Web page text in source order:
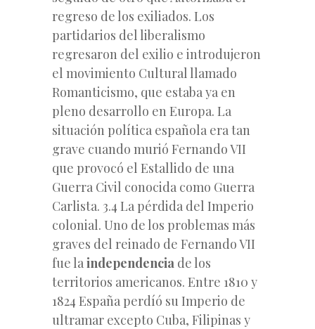
regreso de los exiliados. Los
partidarios del liberalismo
regresaron del exilio e introdujeron
el movimiento Cultural llamado
Romanticismo, que estaba ya en
pleno desarrollo en Europa. La
situación política española era tan
grave cuando murió Fernando VII
que provocó el Estallido de una
Guerra Civil conocida como Guerra
Carlista. 3.4 La pérdida del Imperio
colonial. Uno de los problemas más
graves del reinado de Fernando VII
fue laindependencia de los
territorios americanos. Entre 1810 y
1824 España perdíó su Imperio de
ultramar excepto Cuba, Filipinas y